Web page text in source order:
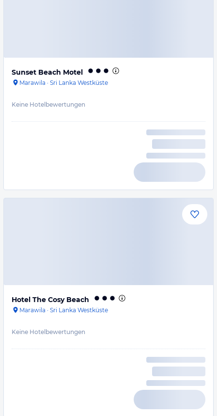
Sunset Beach Motel
Marawila · Sri Lanka Westküste
Keine Hotelbewertungen
Hotel The Cosy Beach
Marawila · Sri Lanka Westküste
Keine Hotelbewertungen